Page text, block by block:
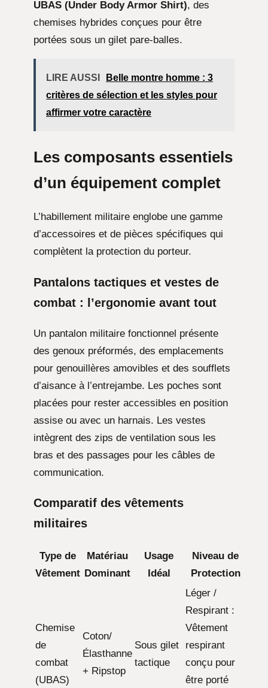
UBAS (Under Body Armor Shirt), des
chemises hybrides conçues pour être
portées sous un gilet pare-balles.
LIRE AUSSI
Belle montre homme : 3
critères de sélection et les styles pour
affirmer votre caractère
Les composants essentiels
d’un équipement complet
L’habillement militaire englobe une gamme
d’accessoires et de pièces spécifiques qui
complètent la protection du porteur.
Pantalons tactiques et vestes de
combat : l’ergonomie avant tout
Un pantalon militaire fonctionnel présente
des genoux préformés, des emplacements
pour genouillères amovibles et des soufflets
d’aisance à l’entrejambe. Les poches sont
placées pour rester accessibles en position
assise ou avec un harnais. Les vestes
intègrent des zips de ventilation sous les
bras et des passages pour les câbles de
communication.
Comparatif des vêtements
militaires
Type de
Vêtement
Matériau
Dominant
Usage
Idéal
Niveau de
Protection
Chemise
de
combat
(UBAS)
Coton/
Élasthanne
+ Ripstop
Sous gilet
tactique
Léger /
Respirant :
Vêtement
respirant
conçu pour
être porté